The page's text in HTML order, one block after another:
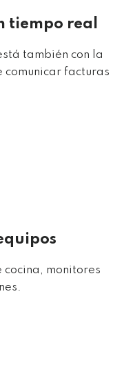
tiempo real
también con la
comunicar facturas
cocina, monitores